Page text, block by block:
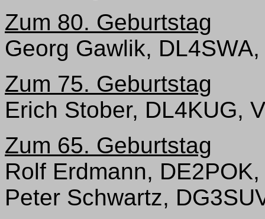
Zum 80. Geburtstag
Georg Gawlik,
Zum 75. Geburtstag
Erich Stober, DL4KUG,
Zum 65. Geburtstag
Rolf Erdmann,
Peter Schwartz,